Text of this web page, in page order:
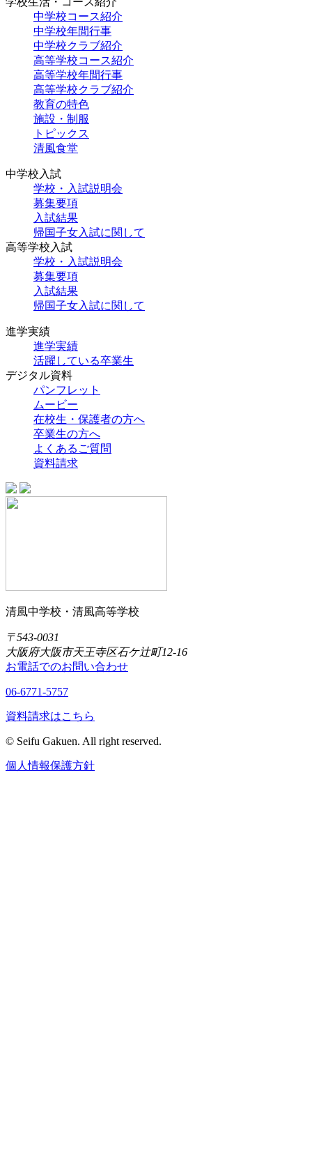
中学校コース紹介
中学校年間行事
中学校クラブ紹介
高等学校コース紹介
高等学校年間行事
高等学校クラブ紹介
教育の特色
施設・制服
トピックス
清風食堂
中学校入試
学校・入試説明会
募集要項
入試結果
帰国子女入試に関して
高等学校入試
学校・入試説明会
募集要項
入試結果
帰国子女入試に関して
進学実績
進学実績
活躍している卒業生
デジタル資料
パンフレット
ムービー
在校生・保護者の方へ
卒業生の方へ
よくあるご質問
資料請求
清風中学校・清風高等学校
〒543-0031
大阪府大阪市天王寺区石ケ辻町12-16
お電話でのお問い合わせ
06-6771-5757
資料請求はこちら
© Seifu Gakuen. All right reserved.
個人情報保護方針